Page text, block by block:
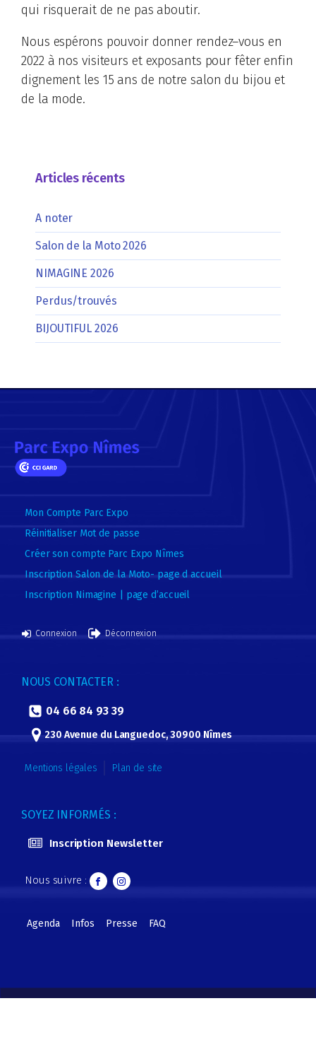
qui risquerait de ne pas aboutir.
Nous espérons pouvoir donner rendez–vous en
2022 à nos visiteurs et exposants pour fêter enfin
dignement les 15 ans de notre salon du bijou et
de la mode.
Articles récents
A noter
Salon de la Moto 2026
NIMAGINE 2026
Perdus/trouvés
BIJOUTIFUL 2026
Mon Compte Parc Expo
Réinitialiser Mot de passe
Créer son compte Parc Expo Nîmes
Inscription Salon de la Moto- page d accueil
Inscription Nimagine | page d’accueil
Connexion Déconnexion
NOUS CONTACTER :
04 66 84 93 39
230 Avenue du Languedoc, 30900 Nîmes
Mentions légales Plan de site
SOYEZ INFORMÉS :
Inscription Newsletter
Nous suivre :
Agenda Infos Presse FAQ